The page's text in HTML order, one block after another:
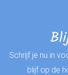
Schrijf je nu in
blijf op de